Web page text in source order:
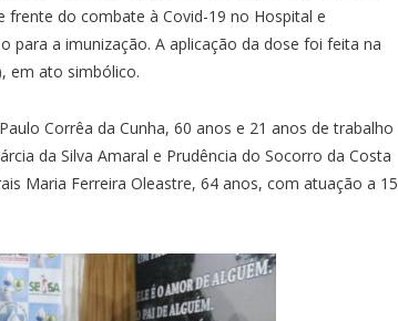
frente do combate à Covid-19 no Hospital e
para a imunização. A aplicação da dose foi feita na
em ato simbólico.
Corrêa da Cunha, 60 anos e 21 anos de trabalho
da Silva Amaral e Prudência do Socorro da Costa
Maria Ferreira Oleastre, 64 anos, com atuação a 15